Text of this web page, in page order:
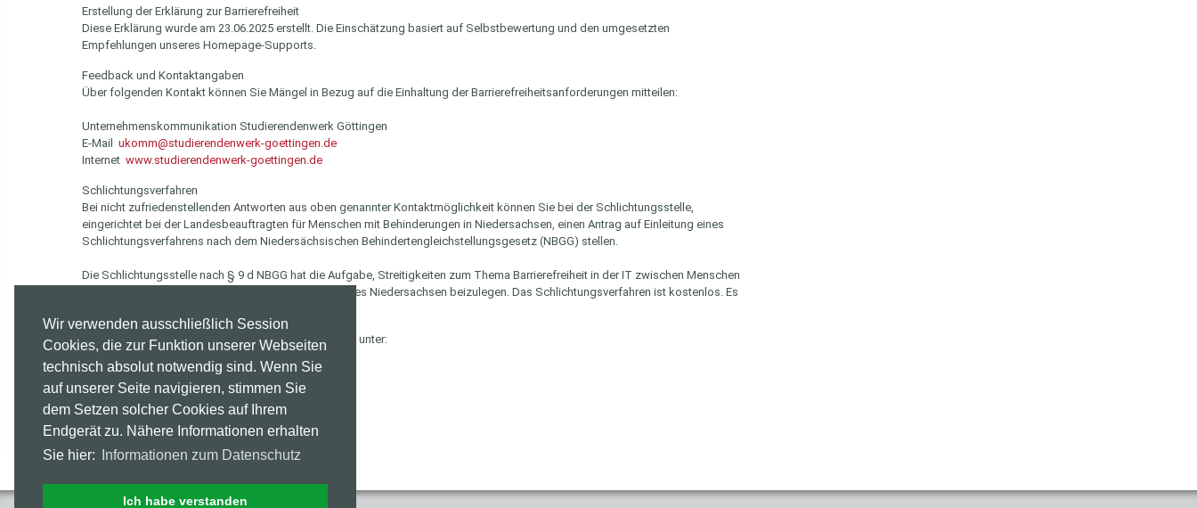
Wir verwenden ausschließlich Session
Cookies, die zur Funktion unserer Webseiten
technisch absolut notwendig sind. Wenn Sie
auf unserer Seite navigieren, stimmen Sie
dem Setzen solcher Cookies auf Ihrem
Endgerät zu. Nähere Informationen erhalten
Sie hier:
Informationen zum Datenschutz
Ich habe verstanden
Erstellung der Erklärung zur Barrierefreiheit
Diese Erklärung wurde am 23.06.2025 erstellt. Die Einschätzung basiert auf Selbstbewertung und den umgesetzten
Empfehlungen unseres Homepage-Supports.
Feedback und Kontaktangaben
Über folgenden Kontakt können Sie Mängel in Bezug auf die Einhaltung der Barrierefreiheitsanforderungen mitteilen:
Unternehmenskommunikation Studierendenwerk Göttingen
E-Mail ukomm@studierendenwerk-goettingen.de
Internet www.studierendenwerk-goettingen.de
Schlichtungsverfahren
Bei nicht zufriedenstellenden Antworten aus oben genannter Kontaktmöglichkeit können Sie bei der Schlichtungsstelle,
eingerichtet bei der Landesbeauftragten für Menschen mit Behinderungen in Niedersachsen, einen Antrag auf Einleitung eines
Schlichtungsverfahrens nach dem Niedersächsischen Behindertengleichstellungsgesetz (NBGG) stellen.
Die Schlichtungsstelle nach § 9 d NBGG hat die Aufgabe, Streitigkeiten zum Thema Barrierefreiheit in der IT zwischen Menschen
mit Behinderungen und öffentlichen Stellen des Landes Niedersachsen beizulegen. Das Schlichtungsverfahren ist kostenlos. Es
Direkt kontaktieren können Sie die Schlichtungsstelle unter:
Telefon: 0511/120-4010
E-Mail:schlichtungsstelle@ms.niedersachsen.de
Datum der Veröffentlichung der Website: 05.01.2020